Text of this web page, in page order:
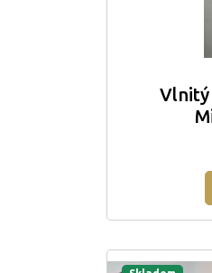
Vlnitý